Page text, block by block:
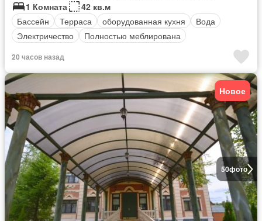
1 Комната
42 кв.м
Бассейн
Терраса оборудованная кухня
Вода
Электричество
Полностью меблирована
20 часов назад
50фото
Новое